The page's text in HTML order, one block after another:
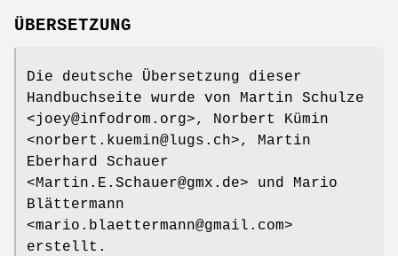
ÜBERSETZUNG
Die deutsche Übersetzung dieser
Handbuchseite wurde von Martin Schulze
<joey@infodrom.org>, Norbert Kümin
<norbert.kuemin@lugs.ch>, Martin
Eberhard Schauer
<Martin.E.Schauer@gmx.de> und Mario
Blättermann
<mario.blaettermann@gmail.com>
erstellt.